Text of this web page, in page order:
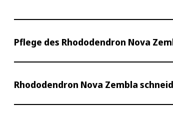
Pflege des Rhododendron Nova
Der Rhododendron Nova Zembla ist
Rhododendron Nova Zembla